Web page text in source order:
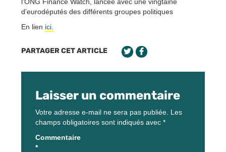
d’eurodéputés des différents groupes politiques
En lien ici.
PARTAGER CET ARTICLE
Laisser un commentaire
Votre adresse e-mail ne sera pas publiée. Les
champs obligatoires sont indiqués avec *
Commentaire
*